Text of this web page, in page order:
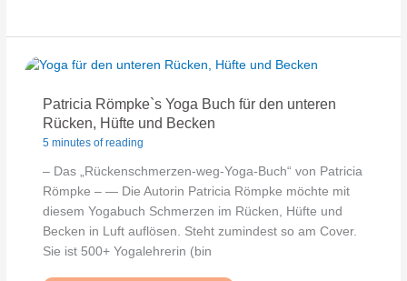
Patricia Römpke`s Yoga Buch für den unteren
Rücken, Hüfte und Becken
5 minutes of reading
– Das „Rückenschmerzen-weg-Yoga-Buch“ von Patricia
Römpke – — Die Autorin Patricia Römpke möchte mit
diesem Yogabuch Schmerzen im Rücken, Hüfte und
Becken in Luft auflösen. Steht zumindest so am Cover.
Sie ist 500+ Yogalehrerin (bin